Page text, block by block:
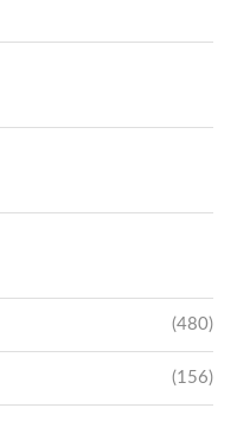
(480)
(156)